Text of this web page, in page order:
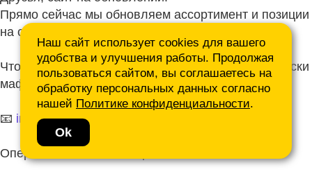
Наш сайт использует cookies для вашего
удобства и улучшения работы. Продолжая
пользоваться сайтом, вы соглашаетесь на
обработку персональных данных согласно
нашей Политике конфиденциальности.
Ok
Прямо сейчас мы обновляем ассортимент и позиции
на сайте.
Чтобы не ждать, присылайте ваши запросы и списки
маф нам на почту.
📧 info@mafmasterfibre.ru
Оперативно ответим и просчитаем КП!